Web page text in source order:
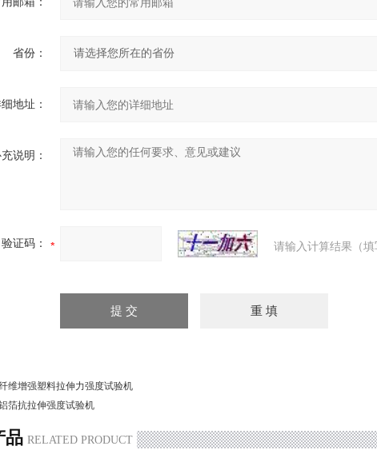
省份：
地址：
说明：
验证码： 请输入计算结果（
维增强塑料拉伸力强度试验机
箔抗拉伸强度试验机
品 RELATED PRODUCT